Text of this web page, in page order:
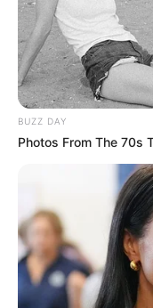
BUZZ DAY
Photos From The 70s